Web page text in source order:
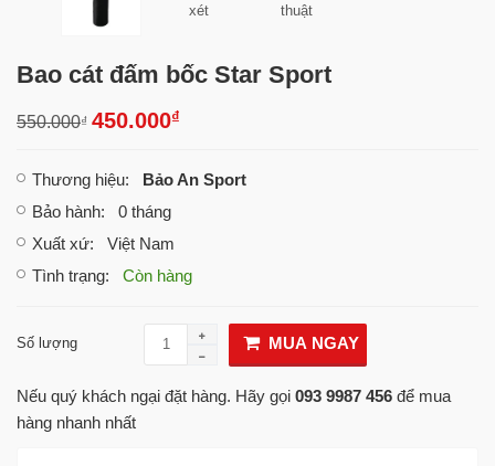
xét
thuật
Bao cát đấm bốc Star Sport
550.000₫ 450.000₫
Thương hiệu: Bảo An Sport
Bảo hành: 0 tháng
Xuất xứ: Việt Nam
Tình trạng: Còn hàng
Số lượng MUA NGAY
Nếu quý khách ngại đặt hàng. Hãy gọi 093 9987 456 để mua
hàng nhanh nhất